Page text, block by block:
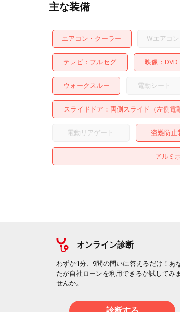
主な装備
エアコン・クーラー Wエアコン
テレビ フルセグ 映像 DVD
ウォークスルー 電動シート
スライドドア 両側スライド（左側電
電動リアゲート 盗難防止
アルミ
オンライン診断
わずか1分、9問の問いに答えるだけ！あ
たが自社ローンを利用できるか試してみま
せんか。